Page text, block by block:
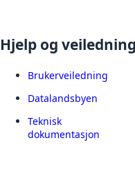
Hjelp og
Brukerveiledning
Datalandsbyen
Teknisk
dokumentasjon